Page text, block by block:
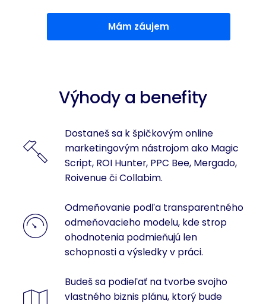
Mám záujem
Výhody a benefity
Dostaneš sa k špičkovým online
marketingovým nástrojom ako Magic
Script, ROI Hunter, PPC Bee, Mergado,
Roivenue či Collabim.
Odmeňovanie podľa transparentného
odmeňovacieho modelu, kde strop
ohodnotenia podmieňujú len
schopnosti a výsledky v práci.
Budeš sa podieľať na tvorbe svojho
vlastného biznis plánu, ktorý bude